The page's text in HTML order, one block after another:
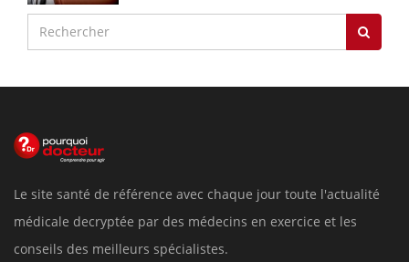
Le site santé de référence avec chaque jour toute l'actualité
médicale decryptée par des médecins en exercice et les
conseils des meilleurs spécialistes.